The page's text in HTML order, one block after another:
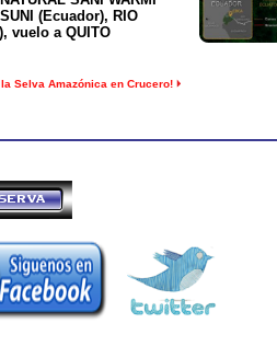
(Ecuador), RIO
vuelo a QUITO
la Selva Amazónica en Crucero!